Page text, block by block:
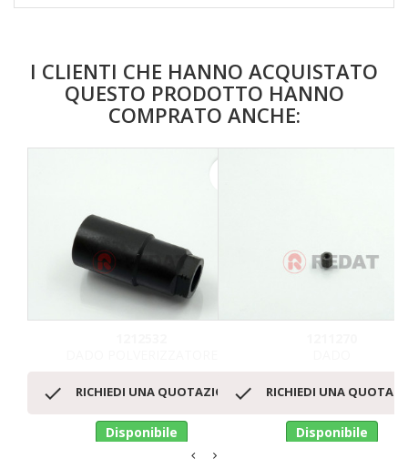
I CLIENTI CHE HANNO ACQUISTATO
QUESTO PRODOTTO HANNO
COMPRATO ANCHE:
 RICHIEDI UNA QUOTAZIONE
Disponibile
 RICHIEDI UNA
Disponibile